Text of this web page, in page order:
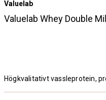
Valuelab
Valuelab Whey Double
Högkvalitativt vassleprotein,